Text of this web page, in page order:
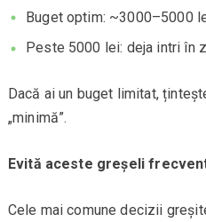
Buget optim: ~3000–5000
Peste 5000 lei: deja intri în
Dacă ai un buget limitat,
„minimă”.
Evită aceste greșeli
Cele mai comune decizii